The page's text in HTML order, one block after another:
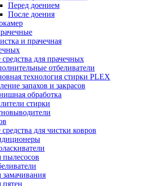
Перед доением
После доения
и прачечная
средства для прачечных
отбеливатели
технология стирки PLEX
запахов и закрасов
обработка
стирки
средства для чистки ковров
пылесосов
замачивания
пятен